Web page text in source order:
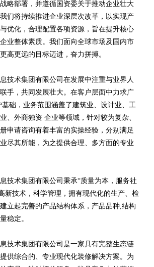
略部署，并遵循国资委关于推动企业壮大
们将持续推进企业深层次改革，以实现产
优化，合理配置各项资源，旨在提升核心
业整体素质。我们面向全球市场及国内市
高更远的目标迈进，奋力拼搏。
技术集团有限公司在发展中注重与业界人
手，共同发展壮大。在客户层面中力求广
础，业务范围涵盖了建筑业、设计业、工
、外商独资 企业等领域，针对较为复杂、
申请咨询有着丰富的实操经验，分别满足
尽其所能，为之提供合理、多方面的专业
技术集团有限公司秉承“质量为本，服务社
新技术，科学管理，拥有现代化的生产、检
立起完善的产品结构体系，产品品种,结构
稳定。
技术集团有限公司是一家具有完整生态链
供综合的、专业现代化装修解决方案。为